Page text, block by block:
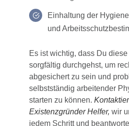
Einhaltung der
und
Es ist wichtig, dass Du
sorgfältig durchgehst, um
abgesichert zu sein und
selbstständig arbeitender
starten zu können.
Existenzgründer Helfer, wir
jedem Schritt und